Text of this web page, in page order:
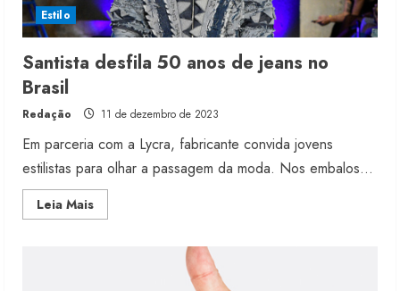
Estilo
Santista desfila 50 anos de jeans no
Brasil
Redação 11 de dezembro de 2023
Em parceria com a Lycra, fabricante convida jovens
estilistas para olhar a passagem da moda. Nos embalos...
Leia MaisRead
more